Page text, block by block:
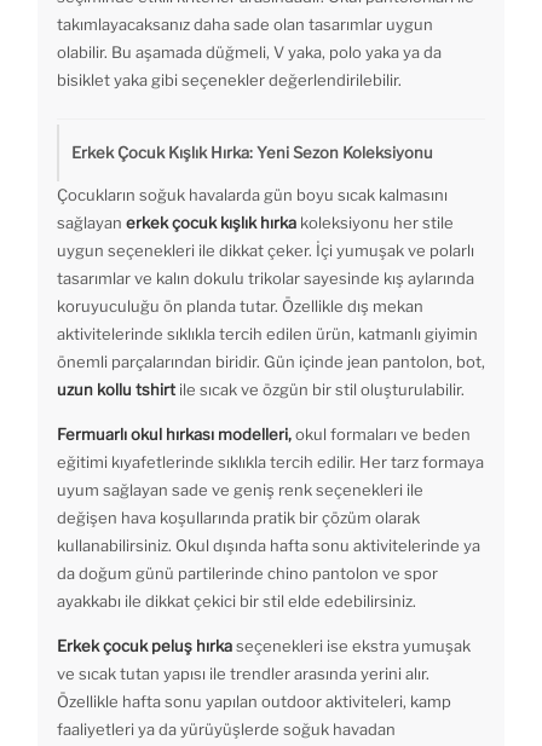
takımlayacaksanız daha sade olan tasarımlar uygun
olabilir. Bu aşamada düğmeli, V yaka, polo yaka ya da
bisiklet yaka gibi seçenekler değerlendirilebilir.
Erkek Çocuk Kışlık Hırka: Yeni Sezon Koleksiyonu
Çocukların soğuk havalarda gün boyu sıcak kalmasını
sağlayan erkek çocuk kışlık hırka koleksiyonu her stile
uygun seçenekleri ile dikkat çeker. İçi yumuşak ve polarlı
tasarımlar ve kalın dokulu trikolar sayesinde kış aylarında
koruyuculuğu ön planda tutar. Özellikle dış mekan
aktivitelerinde sıklıkla tercih edilen ürün, katmanlı giyimin
önemli parçalarından biridir. Gün içinde jean pantolon, bot,
uzun kollu tshirt ile sıcak ve özgün bir stil oluşturulabilir.
Fermuarlı okul hırkası modelleri,okul formaları ve beden
eğitimi kıyafetlerinde sıklıkla tercih edilir. Her tarz formaya
uyum sağlayan sade ve geniş renk seçenekleri ile
değişen hava koşullarında pratik bir çözüm olarak
kullanabilirsiniz. Okul dışında hafta sonu aktivitelerinde ya
da doğum günü partilerinde chino pantolon ve spor
ayakkabı ile dikkat çekici bir stil elde edebilirsiniz.
Erkek çocuk peluş hırkaseçenekleri ise ekstra yumuşak
ve sıcak tutan yapısı ile trendler arasında yerini alır.
Özellikle hafta sonu yapılan outdoor aktiviteleri, kamp
faaliyetleri ya da yürüyüşlerde soğuk havadan